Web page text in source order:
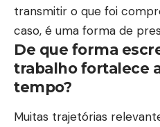
transmitir o que foi
caso, é uma forma de
De que forma
trabalho fortalece
tempo?
Muitas trajetórias